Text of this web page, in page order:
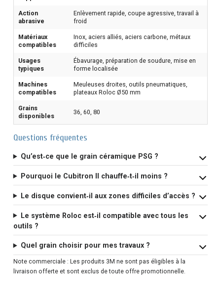
Action
abrasive
Enlèvement rapide, coupe agressive, travail à
froid
Matériaux
compatibles
Inox, aciers alliés, aciers carbone, métaux
difficiles
Usages
typiques
Ébavurage, préparation de soudure, mise en
forme localisée
Machines
compatibles
Meuleuses droites, outils pneumatiques,
plateaux Roloc Ø50 mm
Grains
disponibles
36, 60, 80
Questions fréquentes
Qu’est‑ce que le grain céramique PSG ?
Pourquoi le Cubitron II chauffe‑t‑il moins ?
Le disque convient‑il aux zones difficiles d’accès ?
Le système Roloc est‑il compatible avec tous les
outils ?
Quel grain choisir pour mes travaux ?
Note commerciale : Les produits 3M ne sont pas éligibles à la
livraison offerte et sont exclus de toute offre promotionnelle.